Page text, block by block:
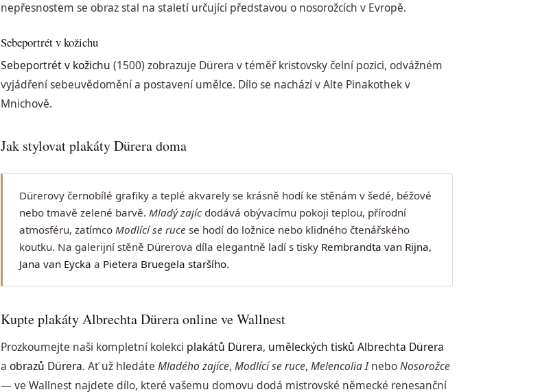
nepřesnostem se obraz stal na staletí určující představou o nosorožcích v Evropě.
Sebeportrét v kožichu
Sebeportrét v kožichu (1500) zobrazuje Dürera v téměř kristovsky čelní pozici, odvážném
vyjádření sebeuvědomění a postavení umělce. Dílo se nachází v Alte Pinakothek v
Mnichově.
Jak stylovat plakáty Dürera doma
Dürerovy černobílé grafiky a teplé akvarely se krásně hodí ke stěnám v šedé, béžové
nebo tmavě zelené barvě.Mladý zajíc dodává obývacímu pokoji teplou, přírodní
atmosféru, zatímcoModlící se ruce se hodí do ložnice nebo klidného čtenářského
koutku. Na galerijní stěně Dürerova díla elegantně ladí s tisky Rembrandta van Rijna,
Jana van Eycka a Pietera Bruegela staršího.
Kupte plakáty Albrechta Dürera online ve Wallnest
Prozkoumejte naši kompletní kolekci plakátů Dürera, uměleckých tisků Albrechta Dürera
aobrazů Dürera. Ať už hledáteMladého zajíce,Modlící se ruce,Melencolia IneboNosorožce
— ve Wallnest najdete dílo, které vašemu domovu dodá mistrovské německé renesanční